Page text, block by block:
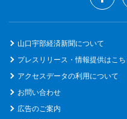
山口宇部経済新聞について
プレスリリース・情報提供はこち
アクセスデータの利用について
お問い合わせ
広告のご案内